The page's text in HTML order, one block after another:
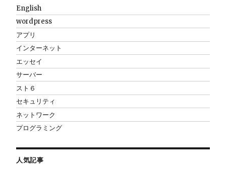
English
wordpress
アプリ
インターネット
エッセイ
サーバー
スト６
セキュリティ
ネットワーク
プログラミング
人気記事